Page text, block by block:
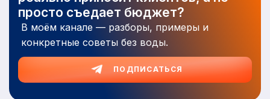
просто съедает бюджет?
В моём канале — разборы, примеры и
конкретные советы без воды.
ПОДПИСАТЬСЯ